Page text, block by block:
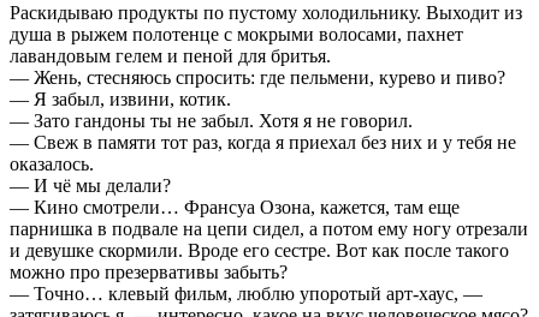
Раскидываю продукты по пустому холодильнику. Выходит из
душа в рыжем полотенце с мокрыми волосами, пахнет
лавандовым гелем и пеной для бритья.
— Жень, стесняюсь спросить: где пельмени, курево и пиво?
— Я забыл, извини, котик.
— Зато гандоны ты не забыл. Хотя я не говорил.
— Свеж в памяти тот раз, когда я приехал без них и у тебя не
оказалось.
— И чё мы делали?
— Кино смотрели… Франсуа Озона, кажется, там еще
парнишка в подвале на цепи сидел, а потом ему ногу отрезали
и девушке скормили. Вроде его сестре. Вот как после такого
можно про презервативы забыть?
— Точно… клевый фильм, люблю упоротый арт-хаус, —